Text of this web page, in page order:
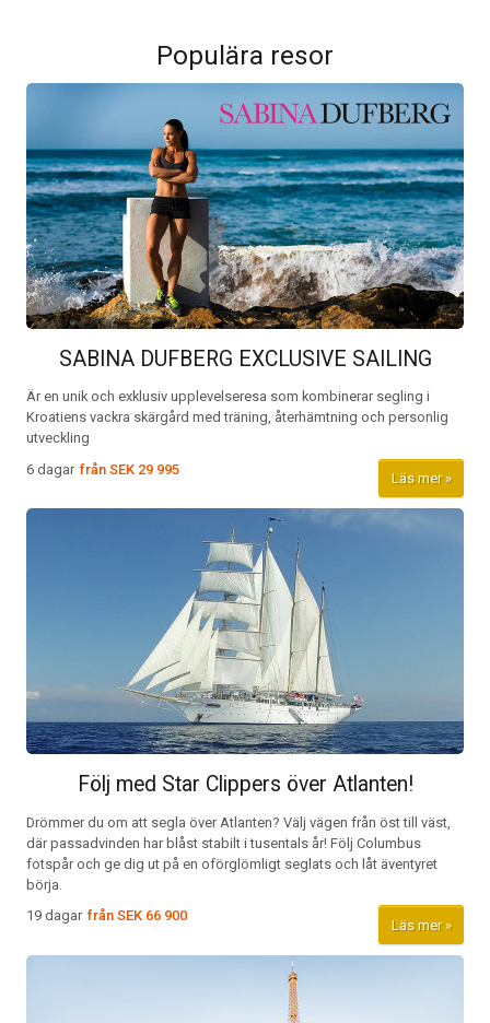
Populära resor
SABINA DUFBERG EXCLUSIVE SAILING
Är en unik och exklusiv upplevelseresa som kombinerar segling i
Kroatiens vackra skärgård med träning, återhämtning och personlig
utveckling
6 dagar från SEK 29 995
Läs mer
Följ med Star Clippers över Atlanten!
Drömmer du om att segla över Atlanten? Välj vägen från öst till väst,
där passadvinden har blåst stabilt i tusentals år! Följ Columbus
fotspår och ge dig ut på en oförglömligt seglats och låt äventyret
börja.
19 dagar från SEK 66 900
Läs mer